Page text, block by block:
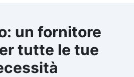
un fornitore
tutte le tue